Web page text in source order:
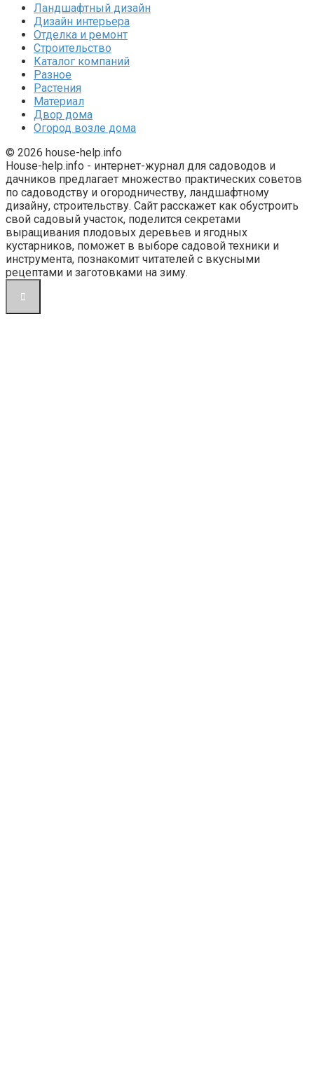
Ландшафтный дизайн
Дизайн интерьера
Отделка и ремонт
Строительство
Каталог компаний
Разное
Растения
Материал
Двор дома
Огород возле дома
© 2026 house-help.info
House-help.info - интернет-журнал для садоводов и
дачников предлагает множество практических советов
по садоводству и огородничеству, ландшафтному
дизайну, строительству. Сайт расскажет как обустроить
свой садовый участок, поделится секретами
выращивания плодовых деревьев и ягодных
кустарников, поможет в выборе садовой техники и
инструмента, познакомит читателей с вкусными
рецептами и заготовками на зиму.